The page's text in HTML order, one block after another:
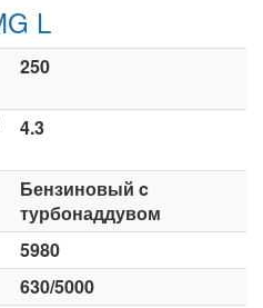
L
250
4.3
Бензиновый c
турбонаддувом
5980
630/5000